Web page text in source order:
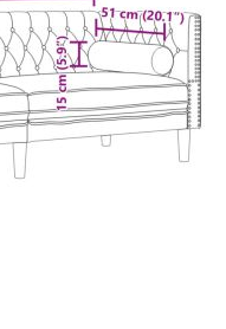
x 70,5 см (Ш x Д
см
59 см
земята: 41,5 см
от земята: 70,5